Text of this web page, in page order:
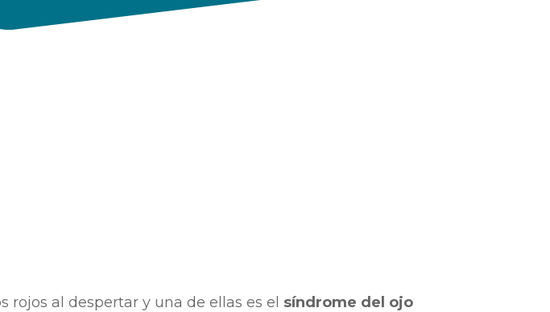
rojos al despertar y una de ellas es el síndrome del ojo